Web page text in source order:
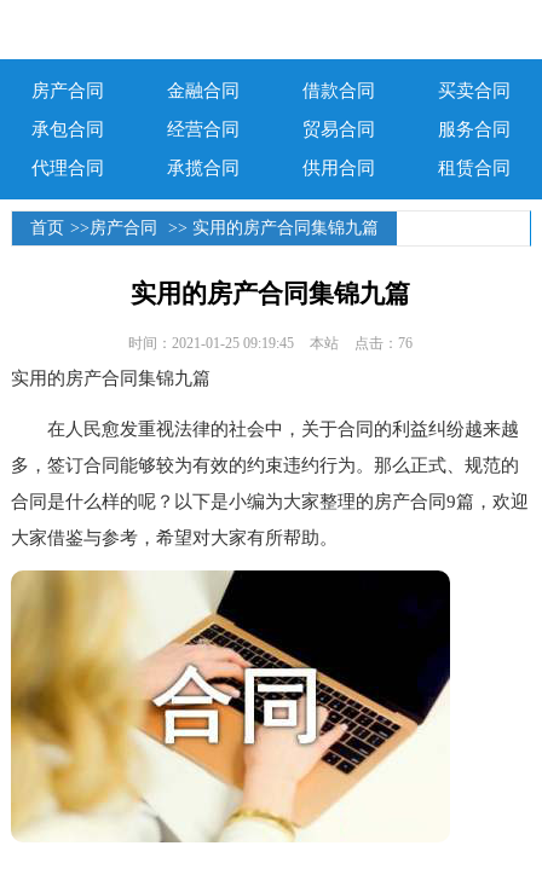
房产合同 金融合同 借款合同
买卖合同
承包合同
经营合同 贸易合同
服务合同
代理合同
承揽合同 供用合同 租赁合同
首页 >> 房产合同 >> 实用的房产合同集锦九篇
实用的房产合同集锦九篇
时间：2021-01-25 09:19:45 本站 点击：76
实用的房产合同集锦九篇
在人民愈发重视法律的社会中，关于合同的利益纠纷越来越
多，签订合同能够较为有效的约束违约行为。那么正式、规范的
合同是什么样的呢？以下是小编为大家整理的房产合同9篇，欢迎
大家借鉴与参考，希望对大家有所帮助。